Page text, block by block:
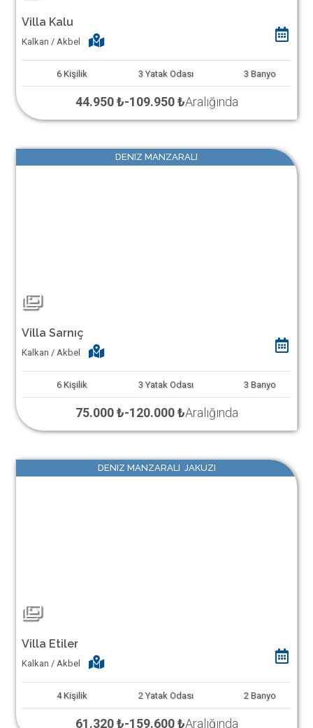
Villa Kalu
Kalkan / Akbel
6 Kişilik 3 Yatak Odası 3 Banyo
44.950 ₺-109.950 ₺Aralığında
DENIZ MANZARALI
Villa Sarnıç
Kalkan / Akbel
6 Kişilik 3 Yatak Odası 3 Banyo
75.000 ₺-120.000 ₺Aralığında
DENIZ MANZARALI JAKUZI
Villa Etiler
Kalkan / Akbel
4 Kişilik 2 Yatak Odası 2 Banyo
61.320 ₺-159.600 ₺Aralığında